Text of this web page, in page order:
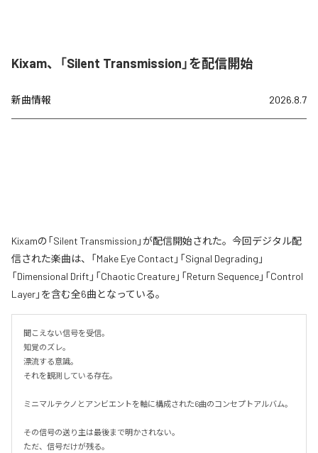
Kixam、「Silent Transmission」を配信開始
新曲情報 2026.8.7
Kixamの「Silent Transmission」が配信開始された。今回デジタル配
信された楽曲は、「Make Eye Contact」「Signal Degrading」
「Dimensional Drift」「Chaotic Creature」「Return Sequence」「Control
Layer」を含む全6曲となっている。
聞こえない信号を受信。
知覚のズレ。
漂流する意識。
それを観測している存在。
ミニマルテクノとアンビエントを軸に構成された6曲のコンセプトアルバム。
その信号の送り主は最後まで明かされない。
ただ、信号だけが残る。